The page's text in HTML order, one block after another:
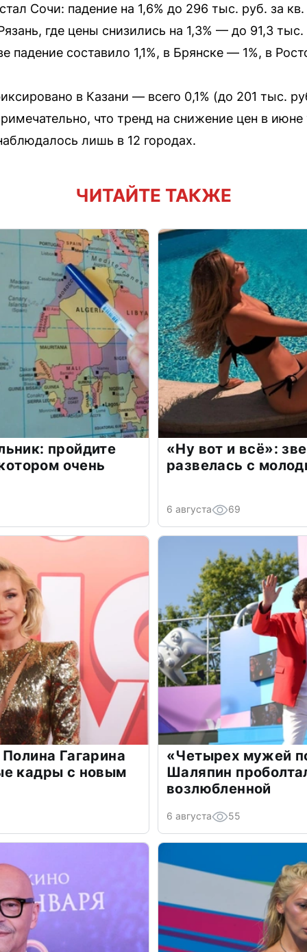
Сочи: падение на 1,6% до 296 тыс. руб. за
где цены снизились на 1,3% — до 91,3
падение составило 1,1%, в Брянске — 1%, в
в Казани — всего 0,1% (до 201 тыс.
что тренд на снижение цен в
лишь в 12 городах.
ЧИТАЙТЕ ТАКЖЕ
пройдите
очень
«Ну вот и всё»:
развелась с
6 августа 69
Гагарина
кадры с новым
«Четырех мужей
Шаляпин
возлюбленной
6 августа 55